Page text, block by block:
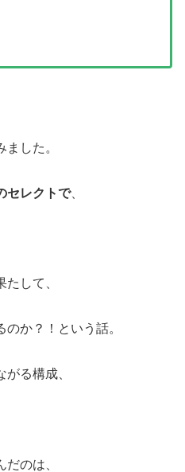
ました。
セレクトで、
して、
か？！という話。
る構成、
のは、